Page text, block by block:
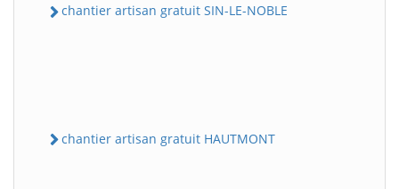
chantier artisan gratuit SIN-LE-NOBLE
chantier artisan gratuit HAUTMONT